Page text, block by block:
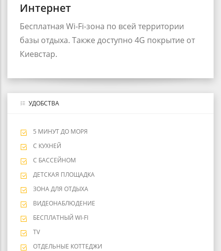
Интернет
Бесплатная Wi-Fi-зона по всей территории
базы отдыха. Также доступно 4G покрытие от
Киевстар.
УДОБСТВА
5 МИНУТ ДО МОРЯ
С КУХНЕЙ
С БАССЕЙНОМ
ДЕТСКАЯ ПЛОЩАДКА
ЗОНА ДЛЯ ОТДЫХА
ВИДЕОНАБЛЮДЕНИЕ
БЕСПЛАТНЫЙ WI-FI
TV
ОТДЕЛЬНЫЕ КОТТЕДЖИ